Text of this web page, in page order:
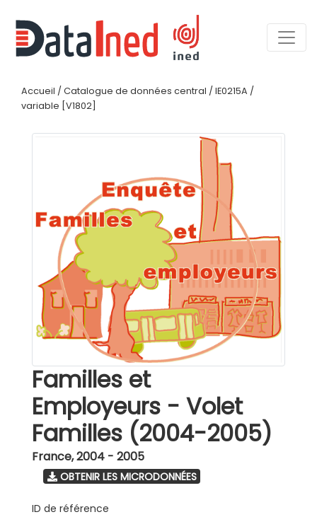
Accueil / Catalogue de données central / IE0215A /
variable [V1802]
Familles et
Employeurs - Volet
Familles (2004-2005)
France,2004 - 2005
OBTENIR LES MICRODONNÉES
ID de référence